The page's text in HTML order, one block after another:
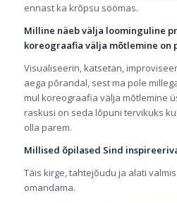
ennast ka krõpsu söömas.
Milline näeb välja loominguline
koreograafia välja mõtlemine on
Visualiseerin, katsetan,
aega põrandal, sest ma pole
mul koreograafia välja mõtlemine
raskusi on seda lõpuni tervikuks
olla parem.
Millised õpilased Sind
Täis kirge, tahtejõudu ja alati
omandama.